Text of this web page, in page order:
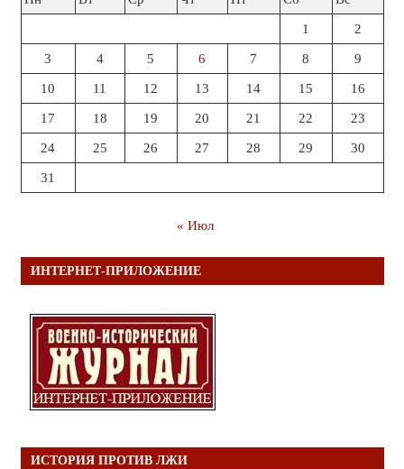
1 2
3 4 5 6 7 8 9
10 11 12 13 14 15 16
17 18 19 20 21 22 23
24 25 26 27 28 29 30
31
« Июл
ИНТЕРНЕТ-ПРИЛОЖЕНИЕ
ИСТОРИЯ ПРОТИВ ЛЖИ